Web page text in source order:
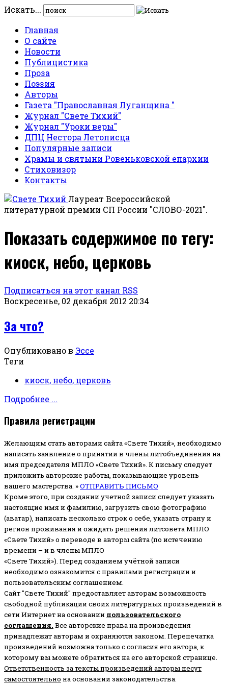
Искать...
Главная
О сайте
Новости
Публицистика
Проза
Поэзия
Авторы
Газета "Православная Луганщина "
Журнал "Свете Тихий"
Журнал "Уроки веры"
ДПЦ Нестора Летописца
Популярные записи
Храмы и святыни Ровеньковской епархии
Стиховизор
Контакты
Лауреат Всероссийской
литературной премии СП России "СЛОВО-2021".
Показать содержимое по тегу:
киоск, небо, церковь
Подписаться на этот канал RSS
Воскресенье, 02 декабря 2012 20:34
За что?
Опубликовано в Эссе
Теги
киоск, небо, церковь
Подробнее ...
Правила регистрации
Желающим стать авторами сайта «Свете Тихий», необходимо
написать заявление о принятии в члены литобъединения на
имя председателя МПЛО «Свете Тихий». К письму следует
приложить авторские работы, показывающие уровень
вашего мастерства. »ОТПРАВИТЬ ПИСЬМО
Кроме этого, при создании учетной записи следует указать
настоящие имя и фамилию, загрузить свою фотографию
(аватар), написать несколько строк о себе, указать страну и
регион проживания и ожидать решения литсовета МПЛО
«Свете Тихий» о переводе в авторы сайта (по истечению
времени – и в члены МПЛО
«Свете Тихий»). Перед созданием учётной записи
необходимо ознакомится с правилами регистрации и
пользовательским соглашением.
Сайт "Свете Тихий" предоставляет авторам возможность
свободной публикации своих литературных произведений в
сети Интернет на основании пользовательского
соглашения. Все авторские права на произведения
принадлежат авторам и охраняются законом. Перепечатка
произведений возможна только с согласия его автора, к
которому вы можете обратиться на его авторской странице.
Ответственность за тексты произведений авторы несут
самостоятельно на основании законодательства.